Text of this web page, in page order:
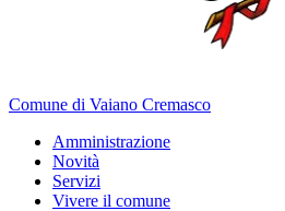
Comune di Vaiano Cremasco
Amministrazione
Novità
Servizi
Vivere il comune